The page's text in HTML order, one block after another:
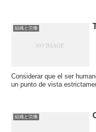
組織と労働
Considerar que el ser
un punto de vista
組織と労働